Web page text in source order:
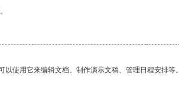
使用它来编辑文档、制作演示文稿、管理日程安排等。